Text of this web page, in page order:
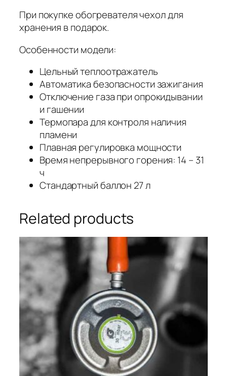
При покупке обогревателя чехол для
хранения в подарок.
Особенности модели:
Цельный теплоотражатель
Автоматика безопасности зажигания
Отключение газа при опрокидывании
и гашении
Термопара для контроля наличия
пламени
Плавная регулировка мощности
Время непрерывного горения: 14 – 31
ч
Стандартный баллон 27 л
Related products